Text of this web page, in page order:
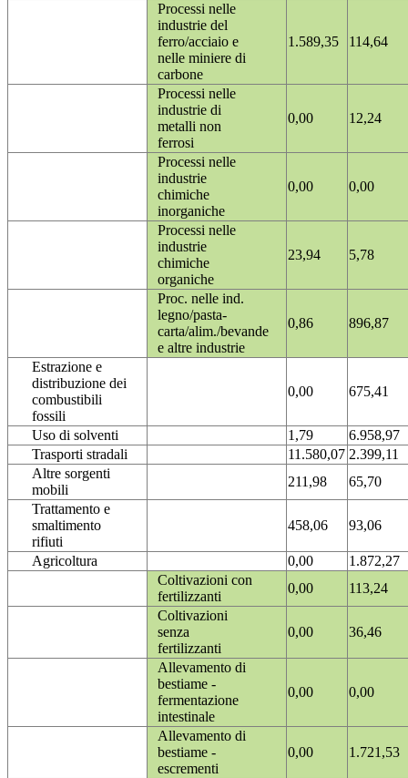
Processi nelle
industrie del
ferro/acciaio e
nelle miniere di
carbone
1.589,35 114,64
Processi nelle
industrie di
metalli non
ferrosi
0,00 12,24
Processi nelle
industrie
chimiche
inorganiche
0,00 0,00
Processi nelle
industrie
chimiche
organiche
23,94 5,78
Proc. nelle ind.
legno/pasta-
carta/alim./bevande
e altre industrie
0,86 896,87
Estrazione e
distribuzione dei
combustibili
fossili
0,00 675,41
Uso di solventi 1,79
6.958,97
Trasporti stradali
11.580,07 2.399,11
Altre sorgenti
mobili
211,98
65,70
Trattamento e
smaltimento
rifiuti
458,06 93,06
Agricoltura 0,00
1.872,27
Coltivazioni con
fertilizzanti
0,00
113,24
Coltivazioni
senza
fertilizzanti
0,00 36,46
Allevamento di
bestiame -
fermentazione
intestinale
0,00 0,00
Allevamento di
bestiame -
escrementi
0,00 1.721,53